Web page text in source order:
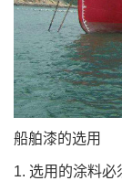
船舶漆的选用
1. 选用的涂料